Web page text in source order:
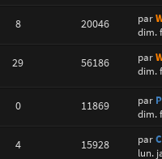
8 20046 par
dim.
29 56186 par
dim.
0 11869 par
dim.
4 15928 par
lun.